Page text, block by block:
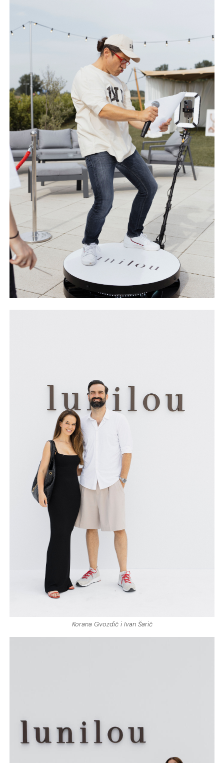
Korana Gvozdić i Ivan Šarić